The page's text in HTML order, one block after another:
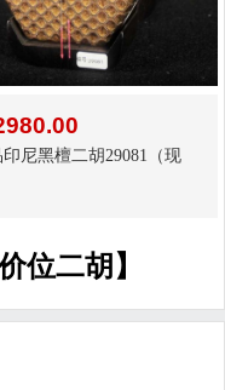
尼黑檀二胡29081（现
位二胡】